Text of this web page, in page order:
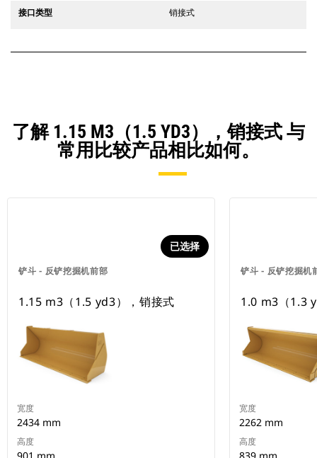
接口类型 销接式
了解 1.15 M3（1.5 YD3），销接式 与
常用比较产品相比如何。
铲斗 - 反铲挖掘机前部
已选择
1.15 m3（1.5 yd3），销接式
宽度
2434 mm
高度
铲斗 - 反铲挖掘机
1.0 m3（1.3
宽度
2262 mm
高度